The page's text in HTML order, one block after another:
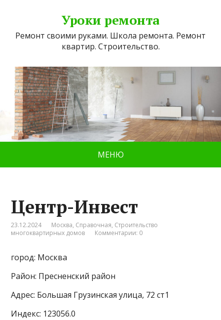
Уроки ремонта
Ремонт своими руками. Школа ремонта. Ремонт
квартир. Строительство.
МЕНЮ
Центр-Инвест
23.12.2024 Москва, Справочная, Строительство
многоквартирных домов
Комментарии: 0
город: Москва
Район: Пресненский район
Адрес: Большая Грузинская улица, 72 ст1
Индекс: 123056.0